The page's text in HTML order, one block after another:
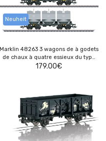
Neuheit
Marklin 48263 3 wagons de à godets
de chaux à quatre essieux du type
Slmmp
179.00€